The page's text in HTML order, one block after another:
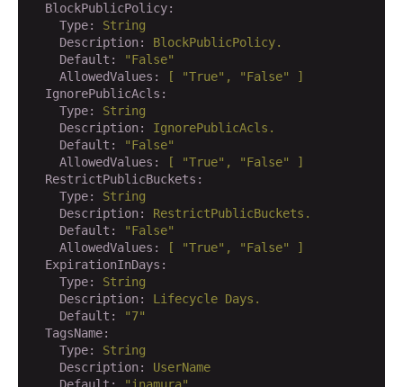
  BlockPublicPolicy:
    Type:
String
    Description:
BlockPublicPolicy.
    Default:
"False"
    AllowedValues:
[ "True" , "False"
]
  IgnorePublicAcls:
    Type:
String
    Description:
IgnorePublicAcls.
    Default:
"False"
    AllowedValues:
[ "True" , "False"
]
  RestrictPublicBuckets:
    Type:
String
    Description:
RestrictPublicBuckets.
    Default:
"False"
    AllowedValues:
[ "True" , "False"
]
  ExpirationInDays:
    Type:
String
    Description:
Lifecycle Days.
    Default:
"7"
  TagsName:
    Type:
String
    Description:
UserName